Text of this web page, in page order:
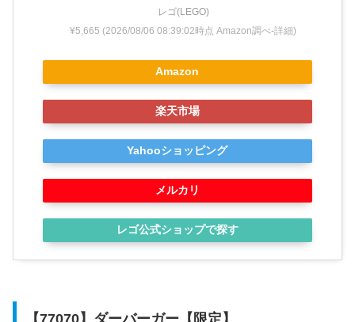
レゴ(LEGO)
¥5,665 (2026/08/06 08:39:02時点 Amazon調べ-詳細)
Amazon
楽天市場
Yahooショッピング
メルカリ
レゴ公式ショップで探す